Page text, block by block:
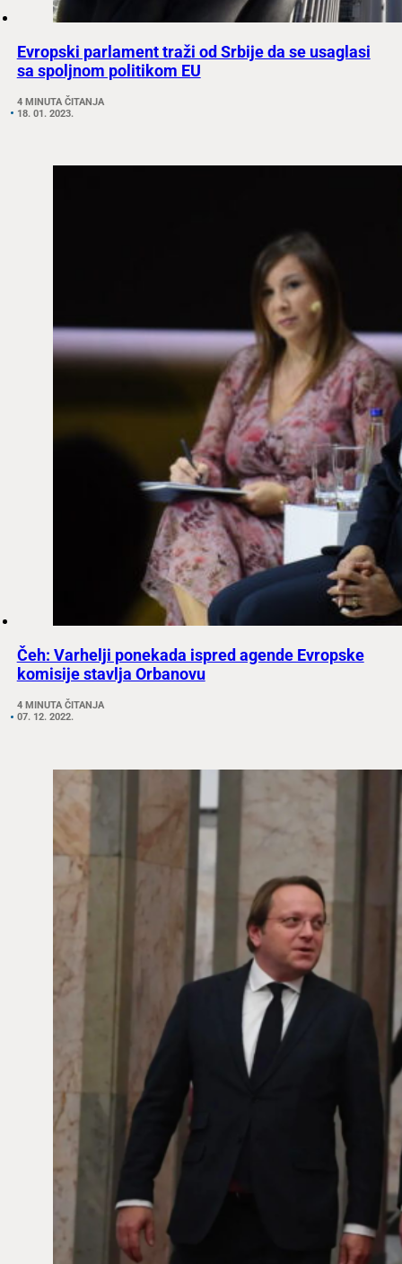
Evropski parlament traži od Srbije da se usaglasi
sa spoljnom politikom EU
4 MINUTA ČITANJA
18. 01. 2023.
Čeh: Varhelji ponekada ispred agende Evropske
komisije stavlja Orbanovu
4 MINUTA ČITANJA
07. 12. 2022.